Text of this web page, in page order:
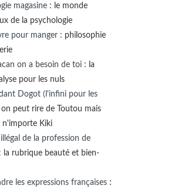
magasine : le monde
de la psychologie
pour manger : philosophie
on a besoin de toi : la
pour les nuls
Dogot (l'infini pour les
on peut rire de Toutou mais
n'importe Kiki
de la profession de
: la rubrique beauté et bien-
les expressions françaises :